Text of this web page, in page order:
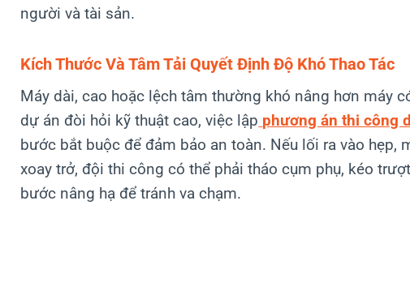
người và tài sản.
Kích Thước Và Tâm Tải Quyết Định Độ Khó Thao Tác
Máy dài, cao hoặc lệch tâm thường khó nâng hơn máy
dự án đòi hỏi kỹ thuật cao, việc lập phương án thi công
bước bắt buộc để đảm bảo an toàn. Nếu lối ra vào hẹp,
xoay trở, đội thi công có thể phải tháo cụm phụ, kéo
bước nâng hạ để tránh va chạm.